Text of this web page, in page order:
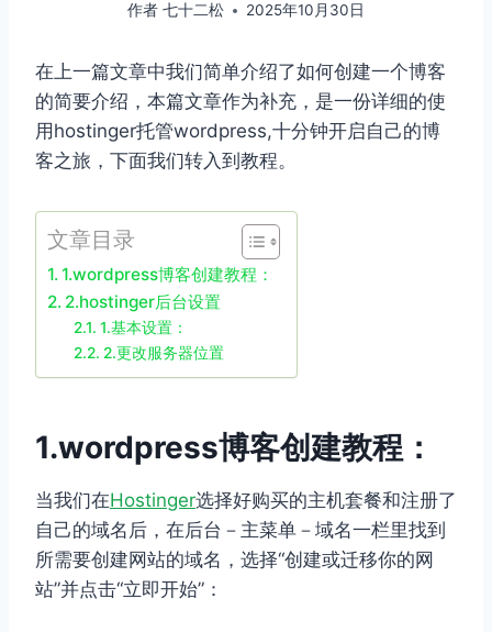
作者 七十二松 2025年10月30日
在上一篇文章中我们简单介绍了如何创建一个博客
的简要介绍，本篇文章作为补充，是一份详细的使
用hostinger托管wordpress,十分钟开启自己的博
客之旅，下面我们转入到教程。
文章目录
1.wordpress博客创建教程：
2.hostinger后台设置
1.基本设置：
2.更改服务器位置
1.wordpress博客创建教程：
当我们在Hostinger选择好购买的主机套餐和注册了
自己的域名后，在后台－主菜单－域名一栏里找到
所需要创建网站的域名，选择“创建或迁移你的网
站”并点击“立即开始”：